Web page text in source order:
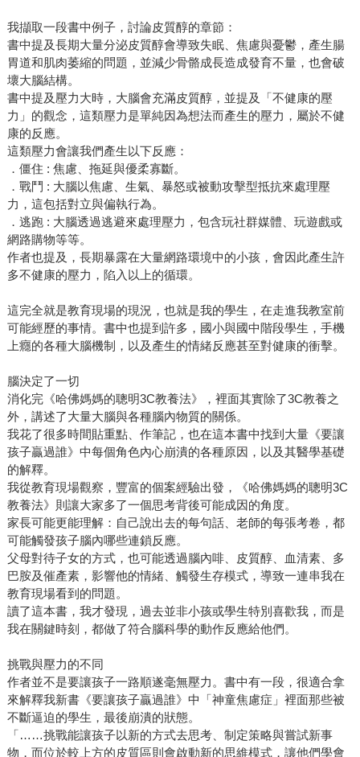
我擷取一段書中例子，討論皮質醇的章節：
書中提及長期大量分泌皮質醇會導致失眠、焦慮與憂鬱，產生腸
胃道和肌肉萎縮的問題，並減少骨骼成長造成發育不量，也會破
壞大腦結構。
書中提及壓力大時，大腦會充滿皮質醇，並提及「不健康的壓
力」的觀念，這類壓力是單純因為想法而產生的壓力，屬於不健
康的反應。
這類壓力會讓我們產生以下反應：
．僵住 : 焦慮、拖延與優柔寡斷。
．戰鬥 : 大腦以焦慮、生氣、暴怒或被動攻擊型抵抗來處理壓
力，這包括對立與偏執行為。
．逃跑 : 大腦透過逃避來處理壓力，包含玩社群媒體、玩遊戲或
網路購物等等。
作者也提及，長期暴露在大量網路環境中的小孩，會因此產生許
多不健康的壓力，陷入以上的循環。
這完全就是教育現場的現況，也就是我的學生，在走進我教室前
可能經歷的事情。書中也提到許多，國小與國中階段學生，手機
上癮的各種大腦機制，以及產生的情緒反應甚至對健康的衝擊。
腦決定了一切
消化完《哈佛媽媽的聰明3C教養法》，裡面其實除了3C教養之
外，講述了大量大腦與各種腦內物質的關係。
我花了很多時間貼重點、作筆記，也在這本書中找到大量《要讓
孩子贏過誰》中每個角色內心崩潰的各種原因，以及其醫學基礎
的解釋。
我從教育現場觀察，豐富的個案經驗出發，《哈佛媽媽的聰明3C
教養法》則讓大家多了一個思考背後可能成因的角度。
家長可能更能理解：自己說出去的每句話、老師的每張考卷，都
可能觸發孩子腦內哪些連鎖反應。
父母對待子女的方式，也可能透過腦內啡、皮質醇、血清素、多
巴胺及催產素，影響他的情緒、觸發生存模式，導致一連串我在
教育現場看到的問題。
讀了這本書，我才發現，過去並非小孩或學生特別喜歡我，而是
我在關鍵時刻，都做了符合腦科學的動作反應給他們。
挑戰與壓力的不同
作者並不是要讓孩子一路順遂毫無壓力。書中有一段，很適合拿
來解釋我新書《要讓孩子贏過誰》中「神童焦慮症」裡面那些被
不斷逼迫的學生，最後崩潰的狀態。
「……挑戰能讓孩子以新的方式去思考、制定策略與嘗試新事
物，而位於較上方的皮質區則會啟動新的思維模式，讓他們學會